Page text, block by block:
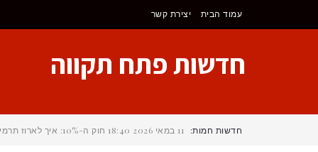
עמוד הבית יצירת קשר
חדשות פתח תקווה
חדשות חמות: 11 במאי 2026 18:40 חוק ה-10%: איך לארוז תרמיל לקמינו דה סנטיאגו (Camino de Santiago) של